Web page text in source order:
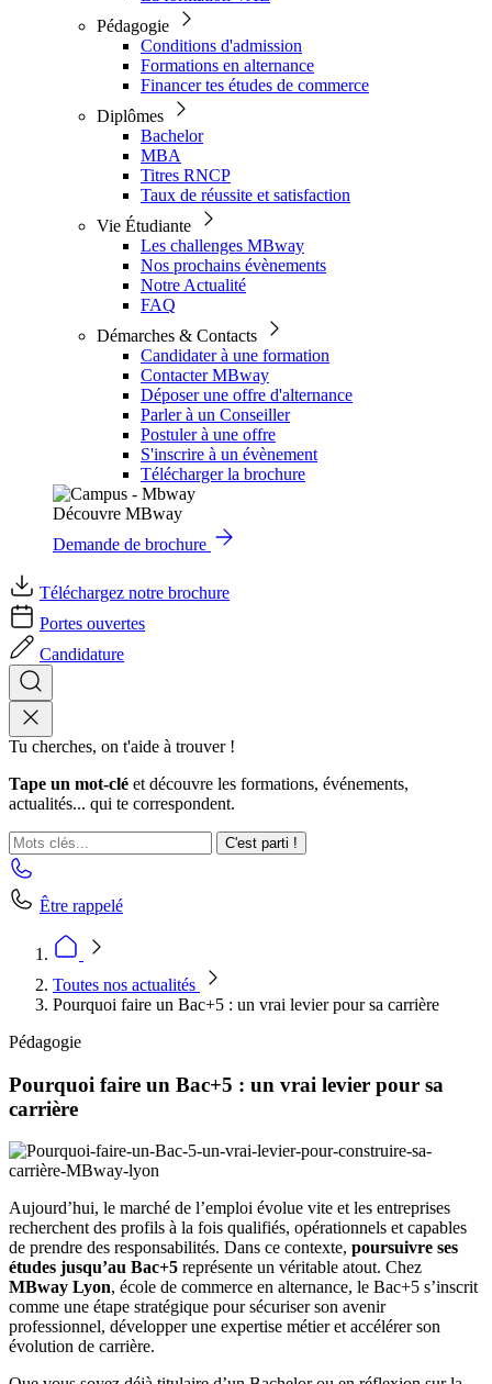
Pédagogie
Conditions d'admission
Formations en alternance
Financer tes études de commerce
Diplômes
Bachelor
MBA
Titres RNCP
Taux de réussite et satisfaction
Vie Étudiante
Les challenges MBway
Nos prochains évènements
Notre Actualité
FAQ
Démarches & Contacts
Candidater à une formation
Contacter MBway
Déposer une offre d'alternance
Parler à un Conseiller
Postuler à une offre
S'inscrire à un évènement
Télécharger la brochure
Découvre MBway
Demande de brochure
Téléchargez notre brochure
Portes ouvertes
Candidature
Tu cherches, on t'aide à trouver !
Tape un mot-clé et découvre les formations, événements,
actualités... qui te correspondent.
C'est parti !
Être rappelé
Toutes nos actualités
Pourquoi faire un Bac+5 : un vrai levier pour sa carrière
Pédagogie
Pourquoi faire un Bac+5 : un vrai levier pour sa
carrière
Aujourd’hui, le marché de l’emploi évolue vite et les entreprises
recherchent des profils à la fois qualifiés, opérationnels et capables
de prendre des responsabilités. Dans ce contexte, poursuivre ses
études jusqu’au Bac+5 représente un véritable atout. Chez
MBway Lyon, école de commerce en alternance, le Bac+5 s’inscrit
comme une étape stratégique pour sécuriser son avenir
professionnel, développer une expertise métier et accélérer son
évolution de carrière.